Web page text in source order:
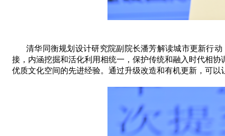
清华同衡规划设计研究院副院长潘芳解读城市更新行动
接 ， 内涵挖掘和活化利用相统一 ， 保护传统和融入时代相协
优质文化空间的先进经验。通过升级改造和有机更新，可